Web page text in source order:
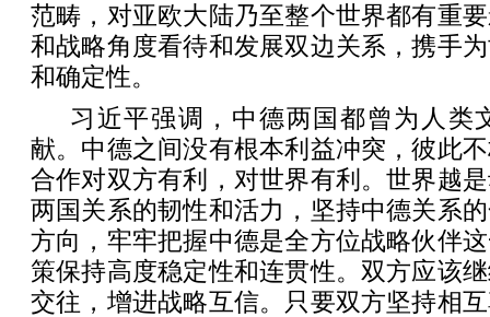
范畴，对亚欧大陆乃至整个世界都有重
和战略角度看待和发展双边关系，携手
和确定性。
习近平强调，中德两国都曾为人类
献。中德之间没有根本利益冲突，彼此
合作对双方有利，对世界有利。世界越
两国关系的韧性和活力，坚持中德关系
方向，牢牢把握中德是全方位战略伙伴
策保持高度稳定性和连贯性。双方应该
交往，增进战略互信。只要双方坚持相